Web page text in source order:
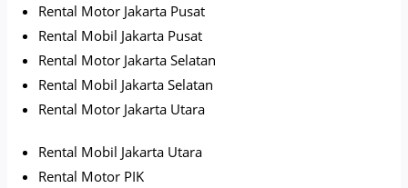
Rental Motor Jakarta Pusat
Rental Mobil Jakarta Pusat
Rental Motor Jakarta Selatan
Rental Mobil Jakarta Selatan
Rental Motor Jakarta Utara
Rental Mobil Jakarta Utara
Rental Motor PIK